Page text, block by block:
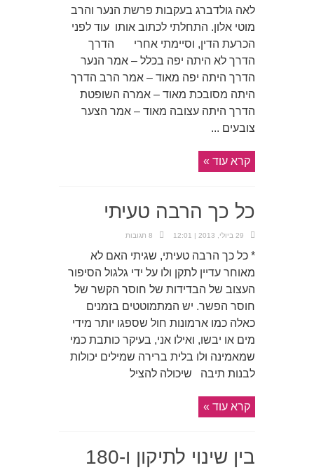
לאה גולדברג בעקבות פרשת הנער והרב
מוטי אלון. התחלתי לכתוב אותו עוד לפני
הכרעת הדין, וסיימתי אחרי הדרך
הדרך לא היתה יפה בכלל – אמר הנער
הדרך היתה יפה מאוד – אמר הרב הדרך
היתה מסובכת מאוד – אמרה השופטת
הדרך היתה עצובה מאוד – אמר הצער
צובעים ...
קרא עוד »
כל כך הרבה טעיתי
29 ביולי, 2013 | 12:01 8 תגובות
* כל כך הרבה טעיתי, שגיתי האם לא
מאוחר עדיין לתקן ולו על ידי גלגול הסיפור
העצוב של הבדידות של חוסר הקשר של
חוסר הפשר. יש המתמוטטים בזמנים
כאלה כמו ארמונות חול שספגו יותר מידי
מים או יבשו, ואילו אני, בעיקר כותבת כמי
שמאמינה ולו בלית ברירה שמילים יכולות
לבנות תיבה שיכולה להציל
קרא עוד »
בין שינוי לתיקון ו-180